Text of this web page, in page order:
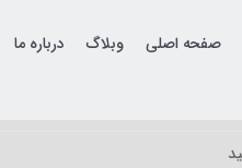
صفحه اصلی وبلاگ درباره ما